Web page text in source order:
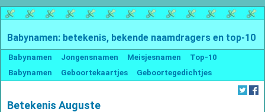
Babynamen: betekenis, bekende naamdragers en top-10
Babynamen Jongensnamen Meisjesnamen
Top-10
Babynamen
Geboortekaartjes Geboortegedichtjes
Betekenis Auguste